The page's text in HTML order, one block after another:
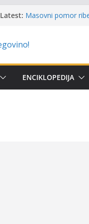
Latest: Masovni pomor
Poziv za učešće u
Obavještenje
osobe sa
ENCIKLOPEDIJA